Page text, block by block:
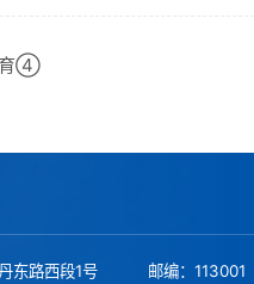
育④
东路西段1号 邮编：113001